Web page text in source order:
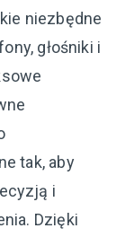
niezbędne
głośniki i
tak, aby
i
Dzięki